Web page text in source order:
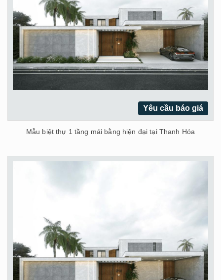
Yêu cầu báo giá
Mẫu biệt thự 1 tầng mái bằng hiện đại tại Thanh Hóa